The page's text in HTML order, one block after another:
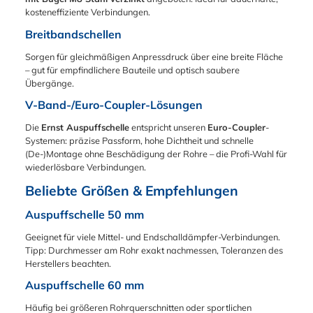
eine durchgehend
konstante
Kontaktfläche zum
einen absolut
gleichmäßigen
Anpressdruck auf
Rohrumfang. Der
entscheidende Vorteil
für Ihre Abgasanlage:
Selbst bei extremen
Temperaturschwank
die Schelle eine
Verbindung, ohne
asymmetrischen
Rohrdeformation
besteht. Material W1:
Widerstandsfähig
und
korrosionsgeschützt
auf Anfrage
Produktmerkmale:
Schraube und
Muttern: Erleichtert
die Installation und
spart Zeit.
M10: Sorgt für eine
bessere Handhabung
des Bügels und
ermöglicht eine
Vielseitige
Anwendung:
Geeignet für
verschiedene
Rohrdurchmesser
und Konstruktionen.
montiert: Bereit für
Schraube und
die Installation und
Sechskantmutter:
Sorgt für eine bessere
Bügels. Vielseitige
Geeignet für eine
Vielzahl von
Rohrdurchmessern.
Vorteile: Komplett
einsatzbereit für
Anwendungen.
Korrosionsbeständig:
Verzinkter Stahl
Lebensdauer.
Kugelzonenschelle au
f einen Blick
während der
Montage geschwenkt
werden Einfachere
gen dank erhöhter
Höhere
Torsionsmomente als
kosteneffiziente Verbindungen.
Breitbandschellen
Sorgen für gleichmäßigen Anpressdruck über eine breite Fläche
– gut für empfindlichere Bauteile und optisch saubere
Übergänge.
V-Band-/Euro-Coupler-Lösungen
Die Ernst Auspuffschelleentspricht unseren Euro-Coupler-
Systemen: präzise Passform, hohe Dichtheit und schnelle
(De-)Montage ohne Beschädigung der Rohre – die Profi-Wahl für
wiederlösbare Verbindungen.
Beliebte Größen & Empfehlungen
Auspuffschelle 50 mm
Geeignet für viele Mittel- und Endschalldämpfer-Verbindungen.
Tipp: Durchmesser am Rohr exakt nachmessen, Toleranzen des
Herstellers beachten.
Auspuffschelle 60 mm
Häufig bei größeren Rohrquerschnitten oder sportlichen